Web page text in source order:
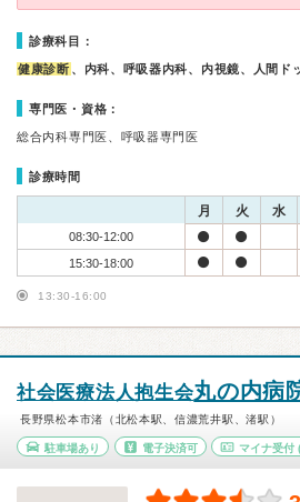
診療科目：
健康診断 、内科、呼吸器内科、内視鏡、人間ド
専門医・資格：
総合内科専門医、呼吸器専門医
診療時間
月 火 水
08:30-12:00
15:30-18:00
13:30-16:00
社会医療法人抱生会丸の内病
長野県松本市渚（北松本駅、信濃荒井駅、渚駅）
駐車場あり 電子決済可 マイナ受付